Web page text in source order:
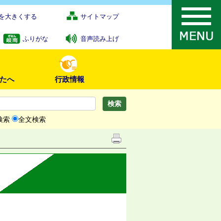
大きくする サイトマップ
ふりがな 音声読み上げ
へ 行政情報
索 全文検索